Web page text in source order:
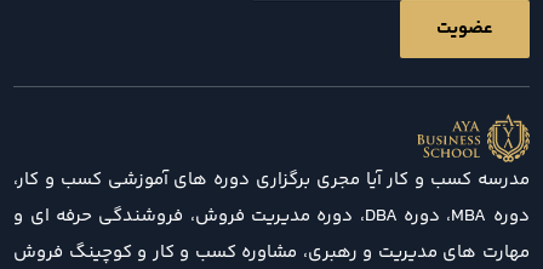
مدرسه کسب و کار آیا مجری برگزاری دوره های آموزشی کسب و کار،
دوره MBA، دوره DBA، دوره مدیریت فروش، فروشندگی حرفه ای و
مهارت های مدیریت و رهبری، مشاوره کسب و کار و کوچینگ فروش